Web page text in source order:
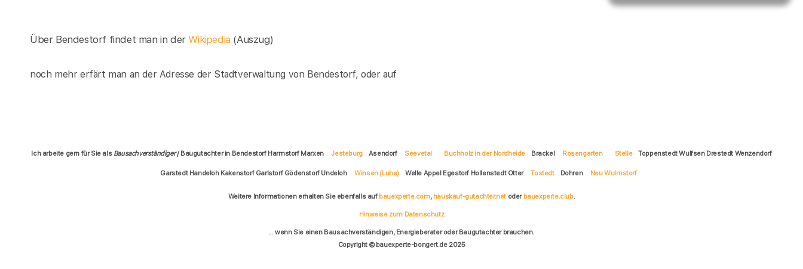
Über Bendestorf findet man in derWikipedia (Auszug)
noch mehr erfärt man an der Adresse der Stadtverwaltung von Bendestorf, oder auf
Ich arbeite gern für Sie als Bausachverständiger/ Baugutachter in Bendestorf Harmstorf Marxen Jesteburg Asendorf Seevetal Buchholz in der Nordheide Brackel Rosengarten Stelle Toppenstedt Wulfsen Drestedt Wenzendorf
Garstedt Handeloh Kakenstorf Garlstorf Gödenstorf Undeloh Winsen (Luhe) Welle Appel Egestorf Hollenstedt Otter Tostedt Dohren Neu Wulmstorf
Weitere Informationen erhalten Sie ebenfalls auf bauexperte.com, hauskauf-gutachter.net oder bauexperte.club.
Hinweise zum Datenschutz
... wenn Sie einen Bausachverständigen, Energieberater oder Baugutachter brauchen.
Copyright © bauexperte-bongert.de 2025